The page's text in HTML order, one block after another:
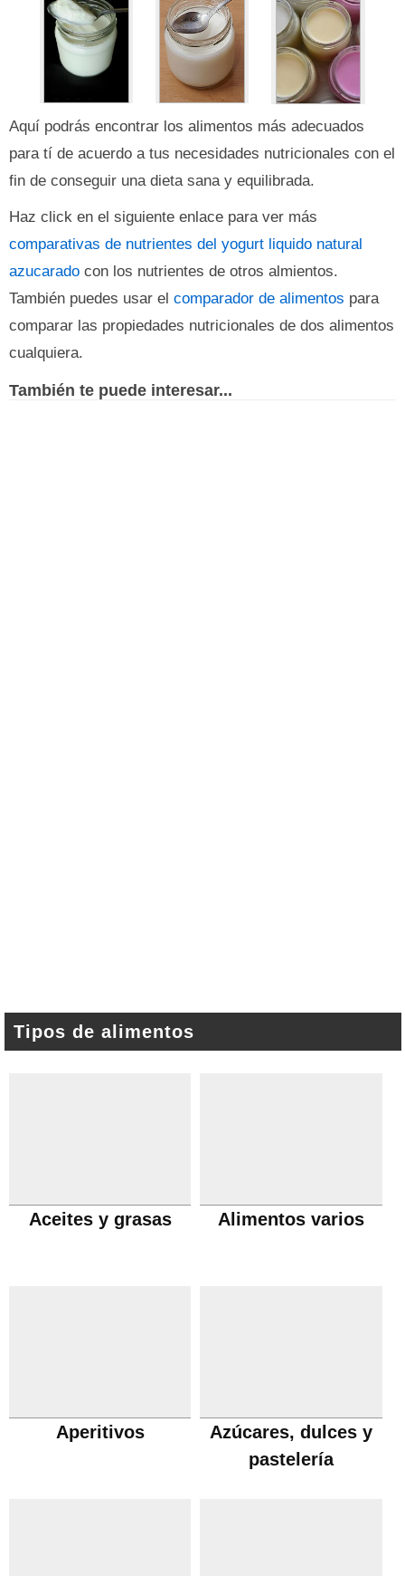
Aquí podrás encontrar los alimentos más adecuados
para tí de acuerdo a tus necesidades nutricionales con el
fin de conseguir una dieta sana y equilibrada.
Haz click en el siguiente enlace para ver más
comparativas de nutrientes del yogurt liquido natural
azucarado con los nutrientes de otros almientos.
También puedes usar el comparador de alimentos para
comparar las propiedades nutricionales de dos alimentos
cualquiera.
También te puede interesar...
Tipos de alimentos
Aceites y grasas Alimentos varios
Aperitivos
Azúcares, dulces y
pastelería